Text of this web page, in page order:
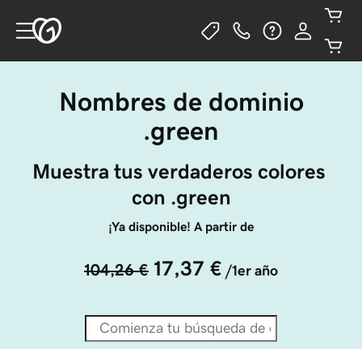
Nombres de dominio
.green
Muestra tus verdaderos colores
con .green
¡Ya disponible! A partir de
104,26 € 17,37 € /1er año